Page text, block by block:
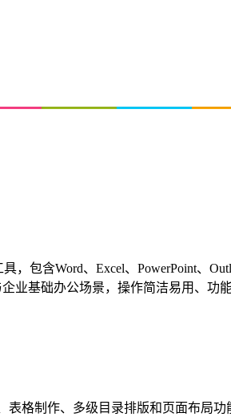
包含Word、Excel、PowerPoint、
业基础办公场景，操作简洁易用、功
格制作、多级目录排版和页面布局